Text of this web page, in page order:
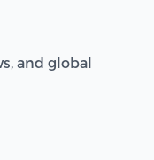
and global